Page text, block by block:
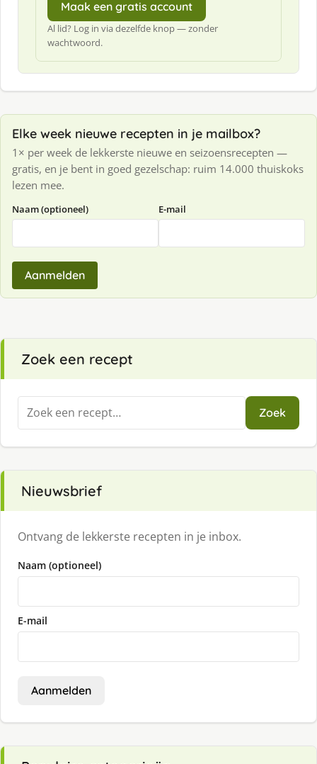
Maak een gratis account
Al lid? Log in via dezelfde knop — zonder
wachtwoord.
Elke week nieuwe recepten in je mailbox?
1× per week de lekkerste nieuwe en seizoensrecepten —
gratis, en je bent in goed gezelschap: ruim 14.000 thuiskoks
lezen mee.
Naam (optioneel) E-mail
Aanmelden
Zoek een recept
Zoeken
naar:
Zoek
Nieuwsbrief
Ontvang de lekkerste recepten in je inbox.
Naam (optioneel)
E-mail
Aanmelden